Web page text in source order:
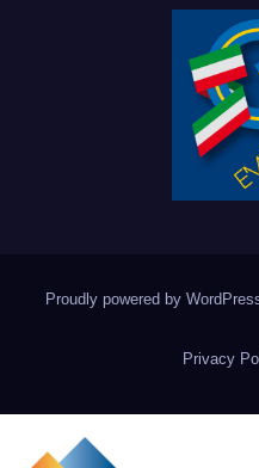
Proudly powered by
Privacy